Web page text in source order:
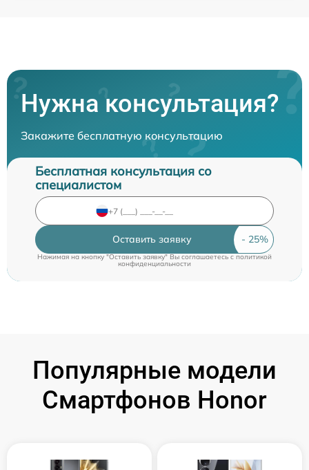
Нужна консультация?
Закажите бесплатную консультацию
Бесплатная консультация со
специалистом
Оставить заявку
Нажимая на кнопку "Оставить заявку" Вы соглашаетесь cполитикой
конфиденциальности
Популярные модели
Смартфонов Honor